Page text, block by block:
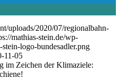
uploads/2020/07/regionalbahn-
mathias-stein.de/wp-
logo-bundesadler.png
11-05
im Zeichen der Klimaziele: